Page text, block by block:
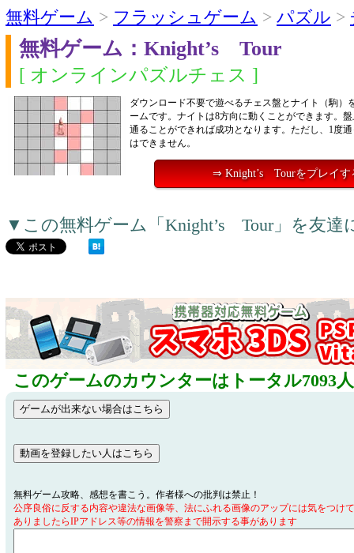
無料ゲーム > フラッシュゲーム > パズル >
無料ゲーム：Knight’s Tour
[ オンラインパズルチェス ]
ダウンロード不要で遊べるチェス盤とナイト（駒）
ームです。ナイトは8方向に動くことができます。
通ることができれば成功となります。ただし、1度
はできません。
⇒ Knight’s Tourをプレイす
▼この無料ゲーム「Knight’s Tour」を友達
このゲームのカウンターはトータル7093
無料ゲーム攻略、感想を書こう。作者様への批判は禁止！
公序良俗に反する内容や違法な画像等、法にふれる画像のアップには気をつけ
ありましたらIPアドレス等の情報を警察まで開示する事があります